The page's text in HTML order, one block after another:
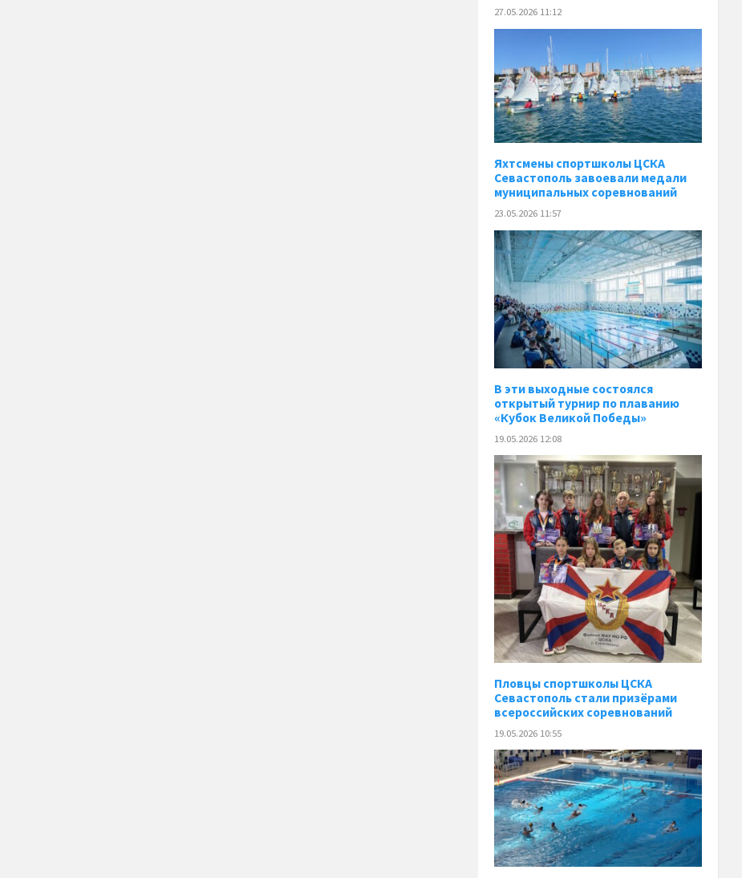
27.05.2026 11:12
Яхтсмены спортшколы ЦСКА
Севастополь завоевали медали
муниципальных соревнований
23.05.2026 11:57
В эти выходные состоялся
открытый турнир по плаванию
«Кубок Великой Победы»
19.05.2026 12:08
Пловцы спортшколы ЦСКА
Севастополь стали призёрами
всероссийских соревнований
19.05.2026 10:55